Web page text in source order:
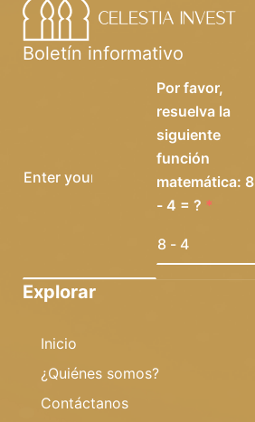
Boletín informativo
Por favor,
resuelva la
siguiente
función
matemática: 8
- 4 = ?
Explorar
Inicio
¿Quiénes somos?
Contáctanos